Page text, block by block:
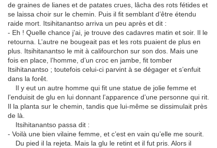
de graines de lianes et de patates crues, lâcha des rots fétides et
se laissa choir sur le chemin. Puis il fit semblant d’être étendu
raide mort. Itsihitanantso arriva un peu après et dit :
- Eh ! Quelle chance j’ai, je trouve des cadavres matin et soir. Il le
retourna. L’autre ne bougeait pas et les rots puaient de plus en
plus. Itsihitanantso le mit à califourchon sur son dos. Mais une
fois en place, l’homme, d’un croc en jambe, fit tomber
Itsihitanantso ; toutefois celui-ci parvint à se dégager et s’enfuit
dans la forêt.
Il y eut un autre homme qui fit une statue de jolie femme et
l’enduisit de glu en lui donnant l’apparence d’une personne qui rit.
Il la planta sur le chemin, tandis que lui-même se dissimulait près
de là.
Itsihitanantso passa dit :
- Voilà une bien vilaine femme, et c’est en vain qu’elle me sourit.
Du pied il la rejeta. Mais la glu le retint et il fut pris. Alors il